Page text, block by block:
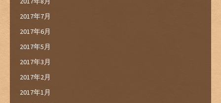
2017年7月
2017年6月
2017年5月
2017年3月
2017年2月
2017年1月